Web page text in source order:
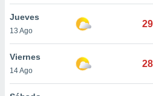
sitio
En
sean
Jueves
13 Ago
Viernes
14 Ago